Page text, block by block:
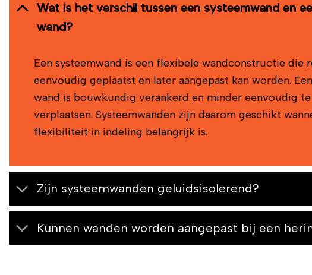
Wat is het verschil tussen een systeemwand en
wand?
Een systeemwand is een flexibele wandconstructie die
eenvoudig geplaatst en later aangepast kan worden.
wand is bouwkundig verankerd en minder eenvoudig te
verplaatsen. Systeemwanden zijn daarom geschikt
flexibiliteit in indeling belangrijk is.
Zijn systeemwanden geluidsisolerend?
Kunnen wanden worden aangepast bij een